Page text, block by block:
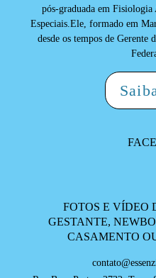
pós-graduada em Fisiologia
Especiais.Ele, formado em
desde os tempos de Gerente
FOTOS E VÍDEO
GESTANTE,
CASAMENTO